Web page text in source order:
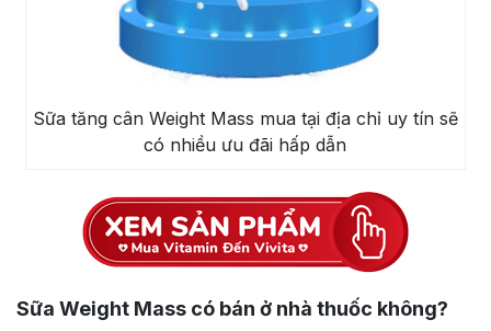
Sữa tăng cân Weight Mass mua tại địa chỉ uy tín sẽ
có nhiều ưu đãi hấp dẫn
Sữa Weight Mass có bán ở nhà thuốc không?